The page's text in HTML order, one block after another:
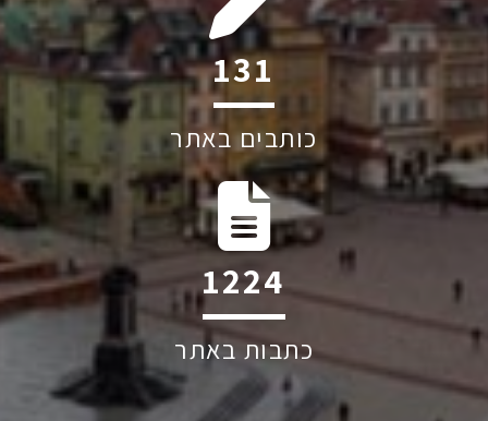
235
כותבים באתר
2188
כתבות באתר